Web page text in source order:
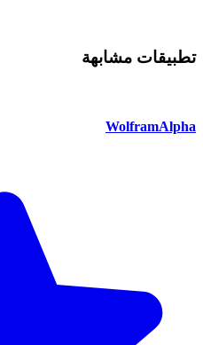
تطبيقات مشابهة
WolframAlpha